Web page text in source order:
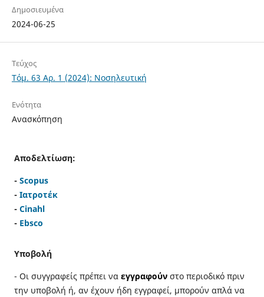
Δημοσιευμένα
2024-06-25
Τεύχος
Τόμ. 63 Αρ. 1 (2024): Νοσηλευτική
Ενότητα
Ανασκόπηση
Αποδελτίωση:
- Scopus
- Ιατροτέκ
- Cinahl
- Ebsco
Υποβολή
- Οι συγγραφείς πρέπει να εγγραφούν στο περιοδικό πριν
την υποβολή ή, αν έχουν ήδη εγγραφεί, μπορούν απλά να